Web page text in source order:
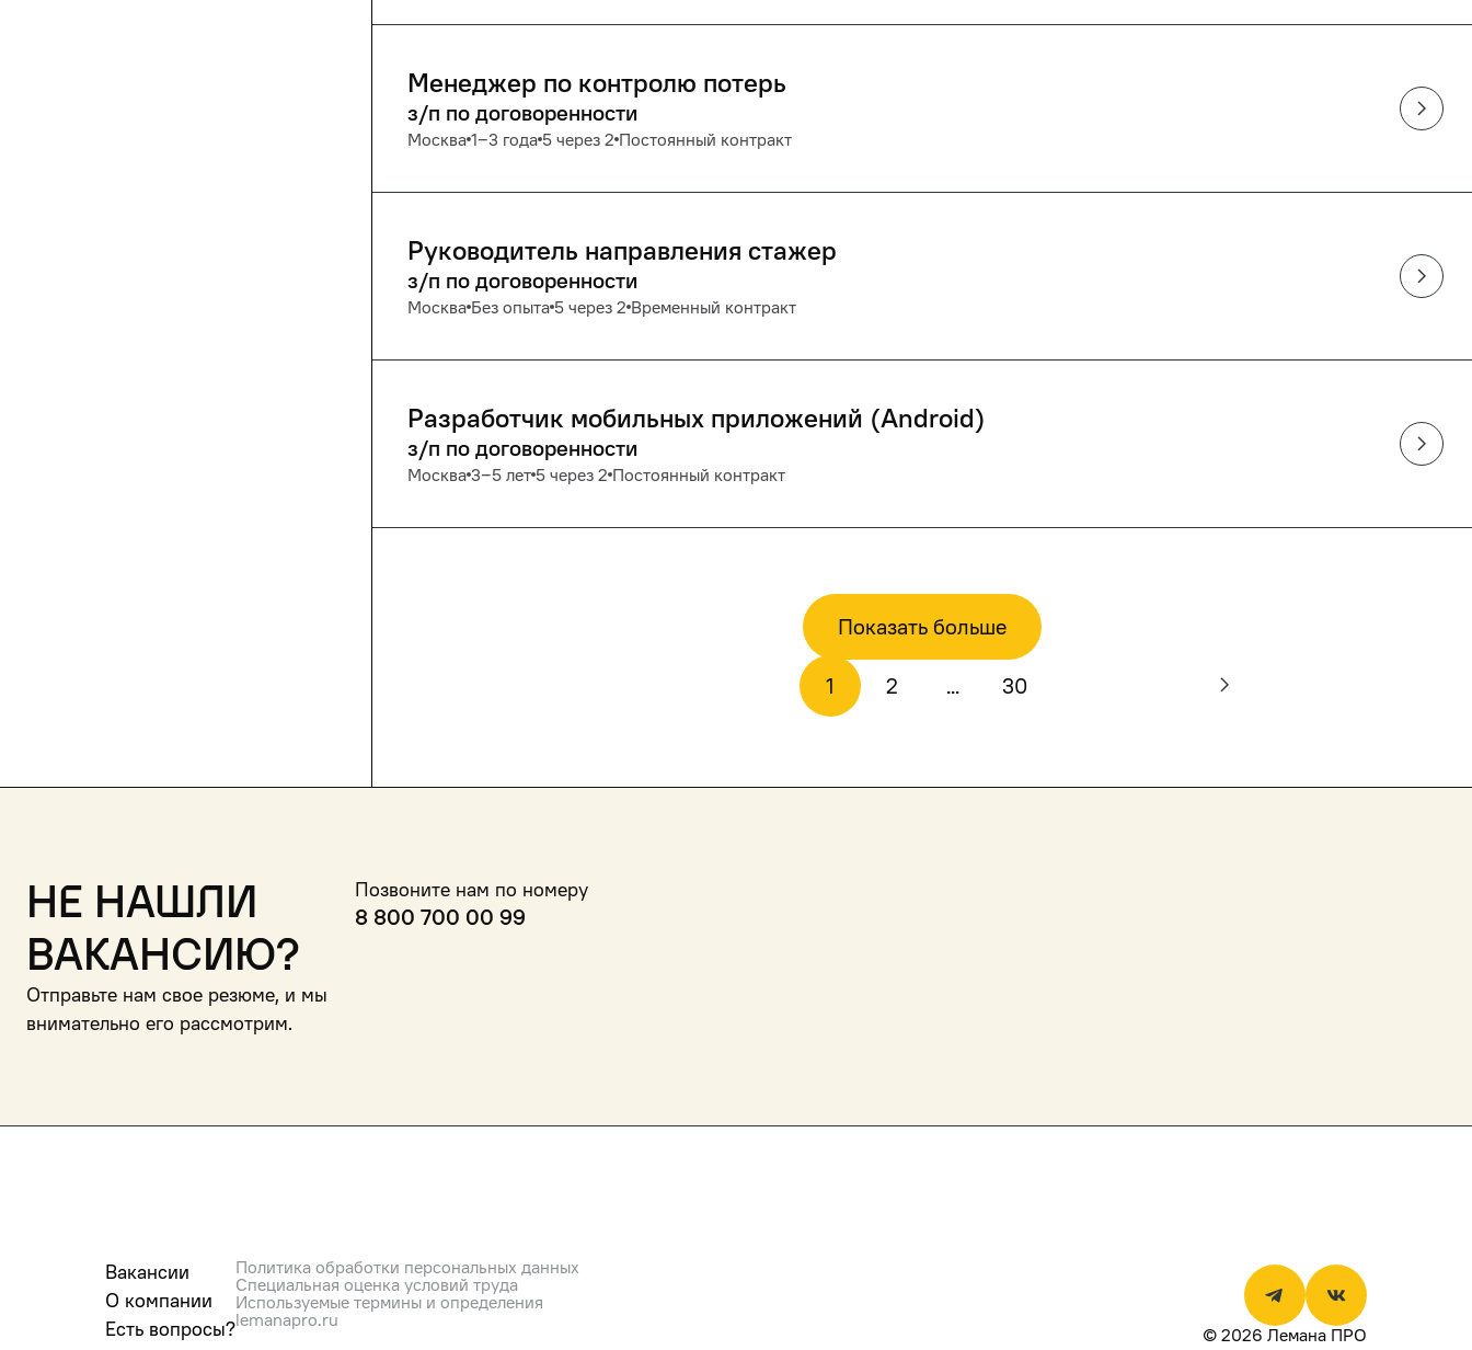
Менеджер по контролю потерь
з/п по договоренности
Москва 1‒3 года 5 через 2 Постоянный контракт
Руководитель направления стажер
з/п по договоренности
Москва Без опыта 5 через 2 Временный контракт
Разработчик мобильных приложений (Android)
з/п по договоренности
Москва 3‒5 лет 5 через 2 Постоянный контракт
Показать больше
1 2 ... 30
Не нашли
вакансию?
Отправьте нам свое резюме, и мы
внимательно его рассмотрим.
Позвоните нам по номеру
8 800 700 00 99
Вакансии
О компании
Есть вопросы?
Политика обработки персональных данных
Специальная оценка условий труда
Используемые термины и определения
lemanapro.ru
© 2026 Лемана ПРО